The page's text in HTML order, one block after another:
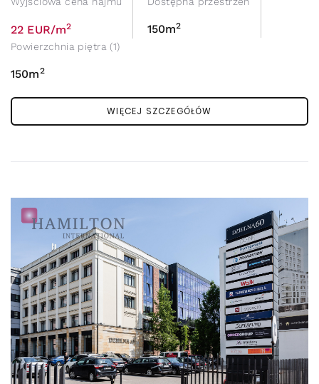
22 EUR/m2 150m2
Powierzchnia piętra (1)
150m2
WIĘCEJ SZCZEGÓŁÓW